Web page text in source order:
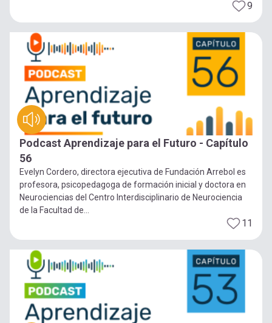
9
Podcast Aprendizaje para el Futuro - Capítulo
56
Evelyn Cordero, directora ejecutiva de Fundación Arrebol es
profesora, psicopedagoga de formación inicial y doctora en
Neurociencias del Centro Interdisciplinario de Neurociencia
de la Facultad de...
11